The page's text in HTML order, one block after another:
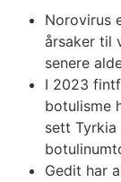
Norovirus
årsaker til
senere
I 2023
botulisme
sett
Gedit har